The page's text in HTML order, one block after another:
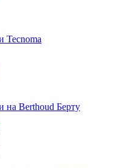
Tecnoma
на Berthoud Берту